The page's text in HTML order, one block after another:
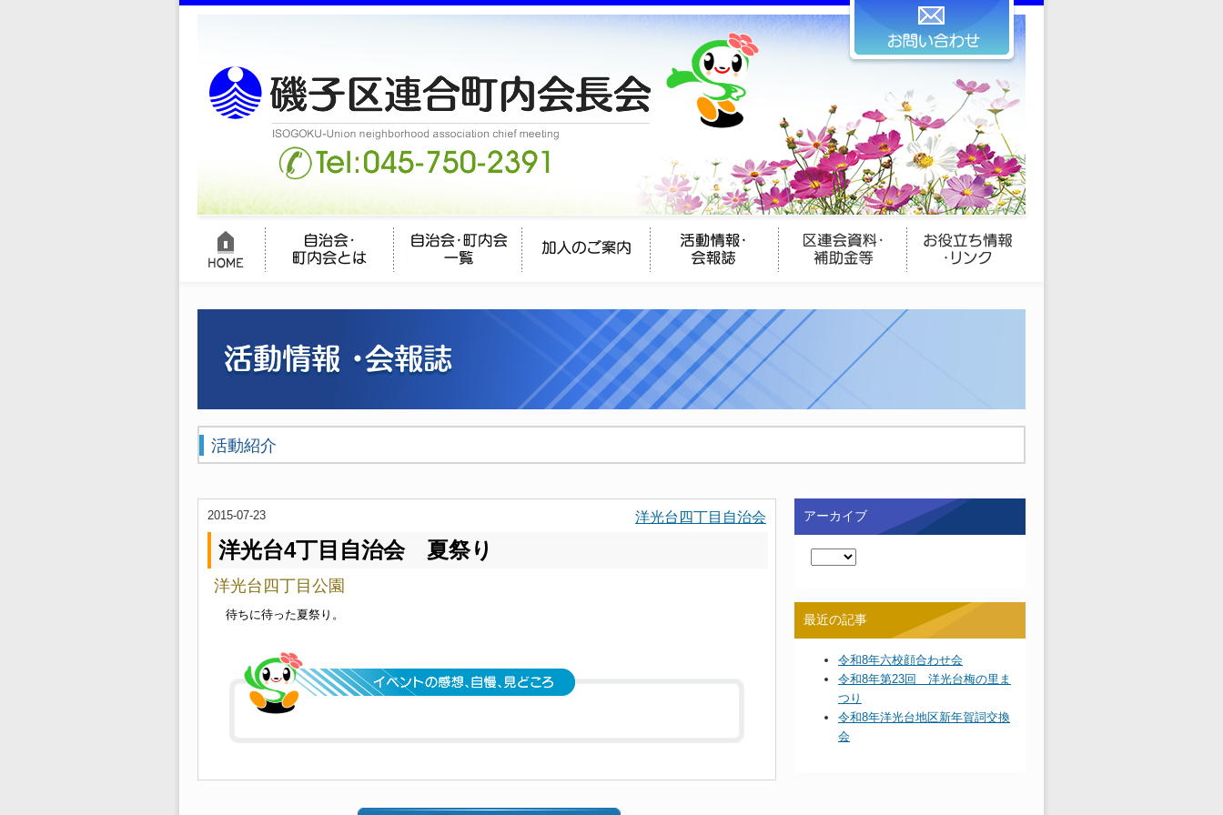
活動紹介
2015-07-23 洋光台四丁目自治会
洋光台4丁目自治会 夏祭り
洋光台四丁目公園
待ちに待った夏祭り。
アーカイブ
最近の記事
令和8年六校顔合わせ会
令和8年第23回 洋光台梅の里ま
つり
令和8年洋光台地区新年賀詞交換
会